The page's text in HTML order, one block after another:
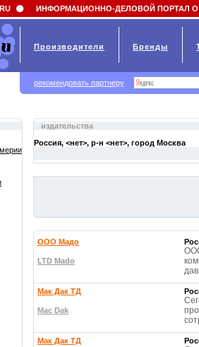
default value
издательства
Россия, <нет>, р-н <нет>, город Москва
ООО Мадо
LTD Mado
Мак Дак ТД
Mac Dak
Мак Дак ТД
ИНФОРМАЦИОННО-ДЕЛОВОЙ ПОРТАЛ
Производители Бренды
рекомендовать партнеру